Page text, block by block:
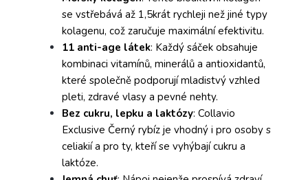
se vstřebává až 1,5krát rychleji než jiné typy
kolagenu, což zaručuje maximální efektivitu.
11 anti-age látek: Každý sáček obsahuje
kombinaci vitamínů, minerálů a antioxidantů,
které společně podporují mladistvý vzhled
pleti, zdravé vlasy a pevné nehty.
Bez cukru, lepku a laktózy: Collavio
Exclusive Černý rybíz je vhodný i pro osoby s
celiakií a pro ty, kteří se vyhýbají cukru a
laktóze.